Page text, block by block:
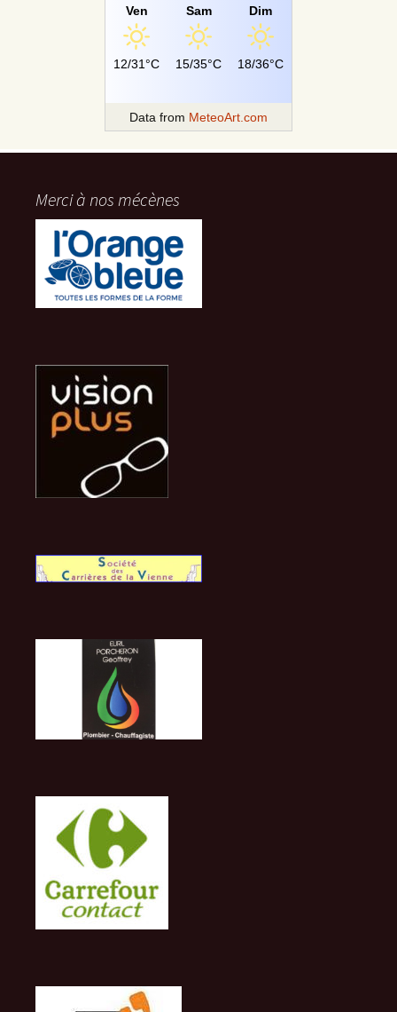
Ven
12/31°C
Sam
15/35°C
Dim
18/36°C
Data from MeteoArt.com
Merci à nos mécènes